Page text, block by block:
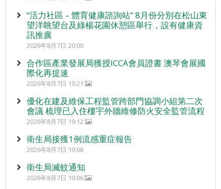
“活力社區 – 體育健康諮詢站” 8月份分別在松山東
望洋眺望台及綠楊花園休憩區舉行，設有健康資
訊推廣
2026年8月7日 20:00
合作區產業發展局獲授ICCA會員證書 澳琴會展國
際化再提速
2026年8月7日 19:21
優化在建及維保工程監管跨部門協調小組第二次
會議 梳理已入住樓宇外牆維修防火安全監管流程
2026年8月7日 19:12
衛生局接獲1例流感重症報告
2026年8月7日 19:08
衛生局滅蚊通知
2026年8月7日 19:06